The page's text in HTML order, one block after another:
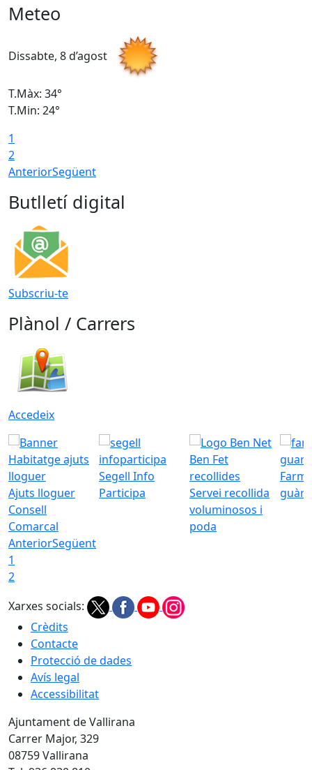
Meteo
Dissabte, 8 d’agost
T.Màx: 34°
T.Min: 24°
1
2
AnteriorSegüent
Butlletí digital
Subscriu-te
Plànol / Carrers
Accedeix
Ajuts lloguer
Consell
Comarcal
Segell Info
Participa
Servei recollida
voluminosos i
poda
AnteriorSegüent
1
2
Xarxes socials:
Crèdits
Contacte
Protecció de dades
Avís legal
Accessibilitat
Ajuntament de Vallirana
Carrer Major, 329
08759 Vallirana